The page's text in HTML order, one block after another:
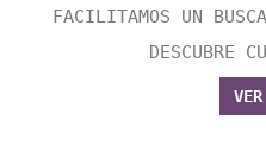
FACILITAMOS UN
DESCUBRE